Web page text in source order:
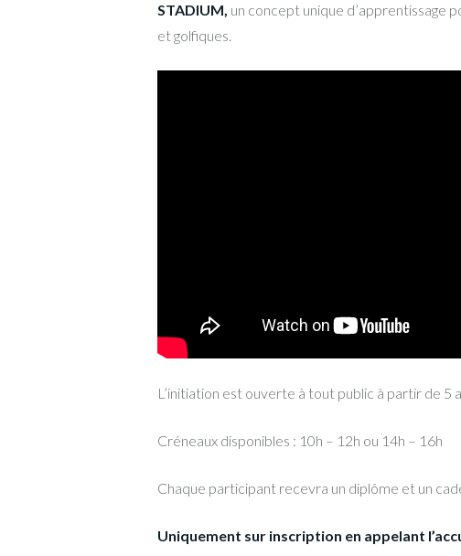
STADIUM, un concept unique d’apprentissage
et golfiques.
L’initiation est ouverte à tout public à partir de 5
Créneaux disponibles : 10h – 12h ou 14h – 16h
Chaque participant recevra un diplôme et un
Uniquement sur inscription en appelant